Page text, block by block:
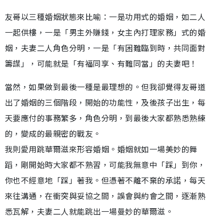
友哥以三種婚姻狀態來比喻：一是功用式的婚姻，如二人
一起供樓，一是「男主外賺錢，女主內打理家務」式的婚
姻，夫妻二人角色分明，一是「有困難臨到時，共同面對
籌謀」，可能就是「有福同享、有難同當」的夫妻吧！
當然，如果做到最後一種是最理想的。但我卻覺得友哥道
出了婚姻的三個階段，開始的功能性，及後孩子出生，每
天要應付的事務繁多，角色分明，到最後大家都熟悉熟練
的，變成的最親密的戰友。
我則愛用跳華爾滋來形容婚姻。婚姻就如一場美妙的舞
蹈，剛開始時大家都不熟習，可能我無意中「踩」到你，
你也不經意地「踩」著我。但憑著不離不棄的承諾，每天
來往溝通，在衝突與妥協之間，誤會與約會之間，逐漸熟
悉瓦解，夫妻二人就能跳出一場曼妙的華爾滋。